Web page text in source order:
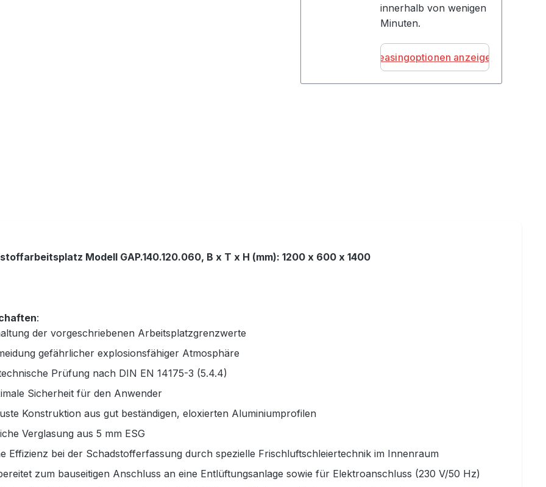
innerhalb von wenigen
Minuten.
Leasingoptionen anzeigen
Modell GAP.140.120.060, B x T x H (mm): 1200 x 600 x 1400
:
der vorgeschriebenen Arbeitsplatzgrenzwerte
gefährlicher explosionsfähiger Atmosphäre
Prüfung nach DIN EN 14175-3 (5.4.4)
Sicherheit für den Anwender
Konstruktion aus gut beständigen, eloxierten Aluminiumprofilen
Verglasung aus 5 mm ESG
Effizienz bei der Schadstofferfassung durch spezielle Frischluftschleiertechnik im Innenraum
zum bauseitigen Anschluss an eine Entlüftungsanlage sowie für Elektroanschluss (230 V/50 Hz)